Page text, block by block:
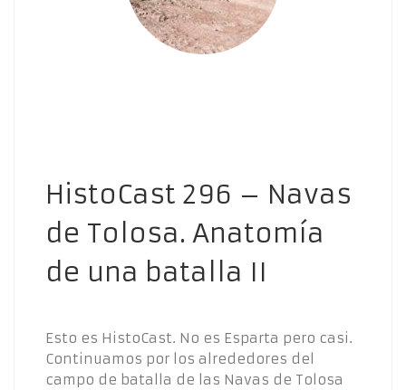
HistoCast 296 – Navas
de Tolosa. Anatomía
de una batalla II
Esto es HistoCast. No es Esparta pero casi.
Continuamos por los alrededores del
campo de batalla de las Navas de Tolosa